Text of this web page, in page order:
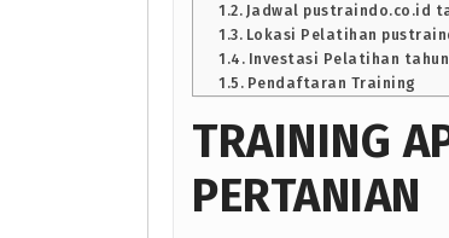
Jadwal pustraindo.co.id
Lokasi Pelatihan
Investasi Pelatihan tahun
Pendaftaran Training
TRAINING
PERTANIAN